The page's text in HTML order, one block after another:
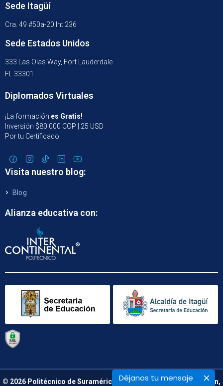
Déjanos tu mensaje
Sede Itagüí
Cra. 49 #50a-20 Int 236
Sede Estados Unidos
333 Las Olas Way, Fort Lauderdale
FL 33301
Diplomados Virtuales
¡La formación es Gratis!
Inversión $80.000 COP | 25 USD
Por tu Certificado.
Visita nuestro blog:
Blog
Alianza educativa con:
© 2026 Politécnico de Suramérica. Calle 48 B N° 66 – 09. Medellín,